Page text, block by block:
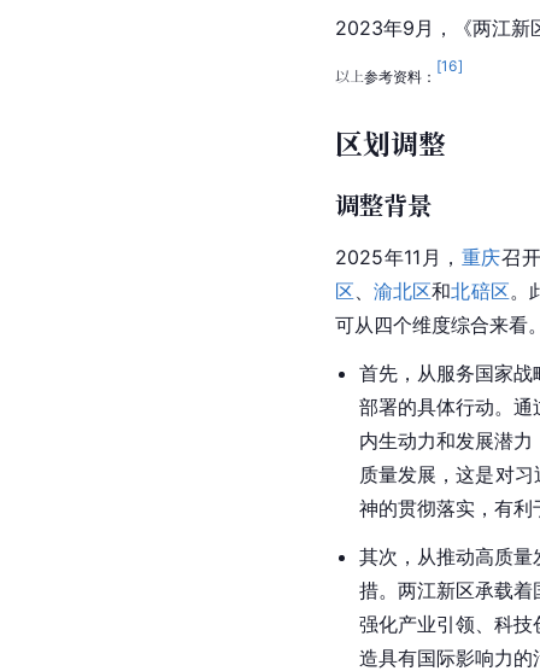
2023年9月，《两江新
以上参考资料：
[16]
区划调整
调整背景
2025年11月， 重庆召
区 、渝北区和北碚区。
可从四个维度综合来看
首先，从服务国家
部署的具体行动。
内生动力和发展潜力
质量发展，这是对
神的贯彻落实，有
其次，从推动高质
措。两江新区承载着
强化产业引领、科
造具有国际影响力